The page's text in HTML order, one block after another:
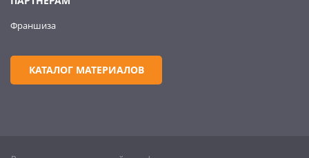
Франшиза
КАТАЛОГ МАТЕРИАЛОВ